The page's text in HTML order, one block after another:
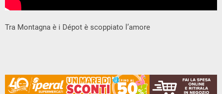
Tra Montagna è i Dépot è scoppiato l’amore